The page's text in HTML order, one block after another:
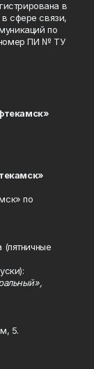
в
сфере связи,
по
номер ПИ № ТУ
по
(пятничные
5.